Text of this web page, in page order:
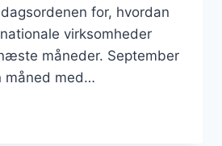
for, hvordan
virksomheder
måneder. September
måned med…